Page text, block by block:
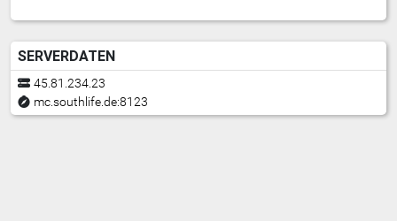
SERVERDATEN
45.81.234.23
mc.southlife.de:8123